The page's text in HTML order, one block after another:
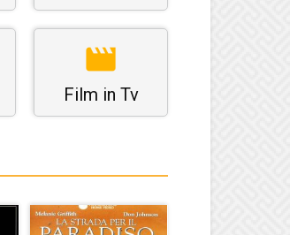
Film in Tv